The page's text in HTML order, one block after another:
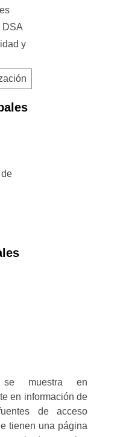
DSA
y
muestra en
en información de
de acceso
tienen una página